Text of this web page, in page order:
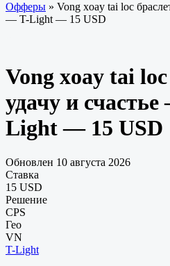
Офферы » Vong xoay tai loc
— T-Light — 15 USD
Vong xoay tai
удачу и
Light — 15 USD
Обновлен 10 августа 2026
Ставка
15 USD
Решение
CPS
Гео
VN
T-Light